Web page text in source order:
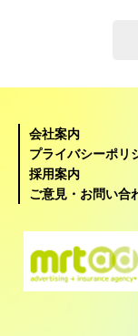
会社案内
プライバシーポリ
採用案内
ご意見・お問い合